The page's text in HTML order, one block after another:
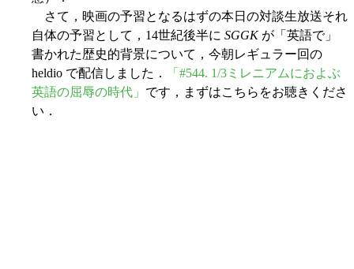
さて，映画の予習となるはずの本日の対談生放送それ
自体の予習として，14世紀後半に SGGKが「英語で」
書かれた歴史的背景について，今朝レギュラー回の
heldio で配信しました．
「#544. 1/3ミレニアムにおよぶ
英語の屈辱の時代」 です，まずはこちらをお聴きくださ
い．